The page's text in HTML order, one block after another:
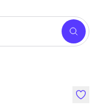
like